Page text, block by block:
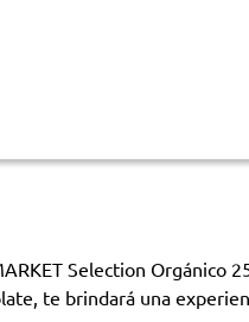
Selection Orgánico
te brindará una